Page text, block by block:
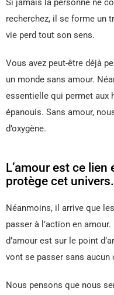
recherchez, il se forme un
vie perd tout son sens.
Vous avez peut-être déjà
un monde sans amour.
essentielle qui permet aux
épanouis. Sans amour,
d’oxygène.
L’amour est ce
protège cet univers.
Néanmoins, il arrive que
passer à l’action en
d’amour est sur le point
vont se passer sans aucun
Nous pensons que nous